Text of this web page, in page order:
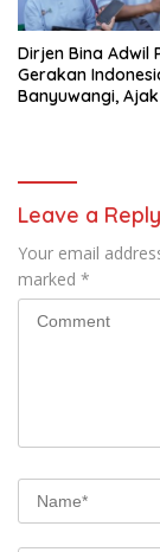
Dirjen Bina Adwil
Gerakan
Banyuwangi,
Leave a Reply
Your email
marked *